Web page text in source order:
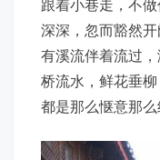
深深，忽而豁然
有溪流伴着流过
桥流水，鲜花垂
都是那么惬意那么